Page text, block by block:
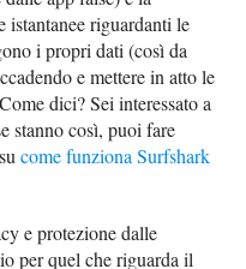
riguardanti le
i propri dati (così da
e mettere in atto le
dici? Sei interessato a
stanno così, puoi fare
come funziona Surfshark
e protezione dalle
per quel che riguarda il